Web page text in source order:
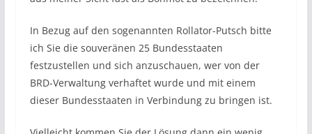
In Bezug auf den sogenannten Rollator-Putsch bitte
ich Sie die souveränen 25 Bundesstaaten
festzustellen und sich anzuschauen, wer von der
BRD-Verwaltung verhaftet wurde und mit einem
dieser Bundesstaaten in Verbindung zu bringen ist.